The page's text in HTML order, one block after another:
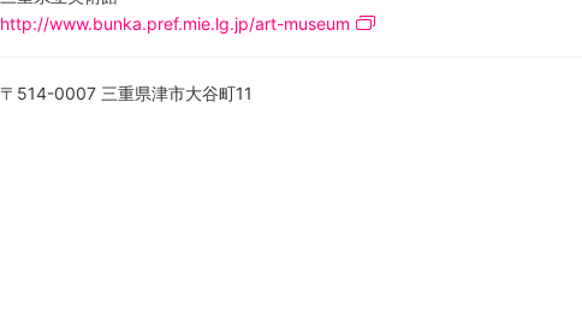
http://www.bunka.pref.mie.lg.jp/art-museum
〒514-0007 三重県津市大谷町11